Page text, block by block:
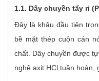
1.1. Dây chuyền tẩy rỉ
Đây là khâu đầu tiên
bề mặt thép cuộn cán
chất. Dây chuyền được
nghệ axit HCl tuần hoàn,